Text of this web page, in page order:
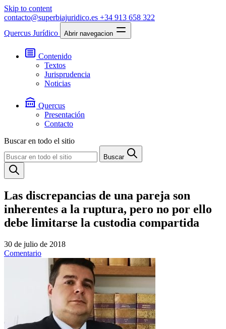
Skip to content
contacto@superbiajuridico.es +34 913 658 322
Quercus Jurídico
Abrir navegacion
Contenido
Textos
Jurisprudencia
Noticias
Quercus
Presentación
Contacto
Buscar en todo el sitio
Buscar
Las discrepancias de una pareja son
inherentes a la ruptura, pero no por ello
debe limitarse la custodia compartida
30 de julio de 2018
Comentario